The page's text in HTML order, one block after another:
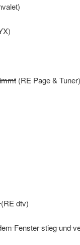
(RE Page & Tuner)
(RE dtv)
Fenster stieg und